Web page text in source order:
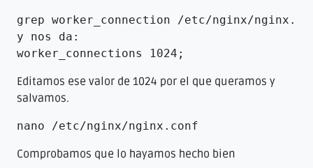
grep worker_connection /etc/nginx/
y nos da:
worker_connections 1024;
Editamos ese valor de 1024 por el que queramos y
salvamos.
nano /etc/nginx/nginx.conf
Comprobamos que lo hayamos hecho bien